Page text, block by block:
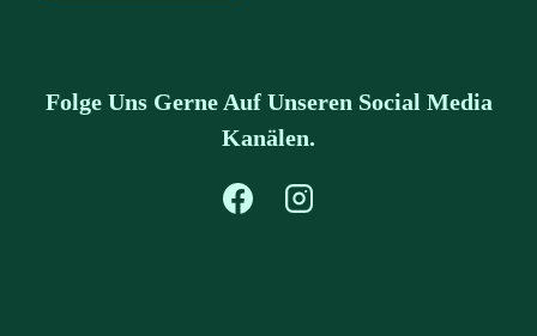
Folge Uns Gerne Auf Unseren Social Media
Kanälen.